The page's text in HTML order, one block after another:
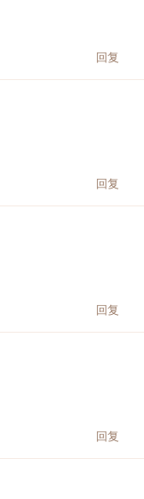
回复
回复
回复
回复